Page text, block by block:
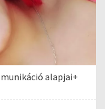
alapjai+